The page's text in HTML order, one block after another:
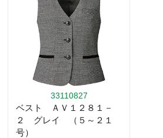
33110827
ベスト ＡＶ１２８１－
２ グレイ （５～２１
号）